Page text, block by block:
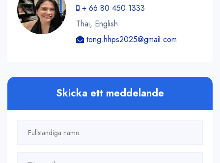
+ 66 80 450 1333
Thai, English
tong.hhps2025@gmail.com
Skicka ett meddelande